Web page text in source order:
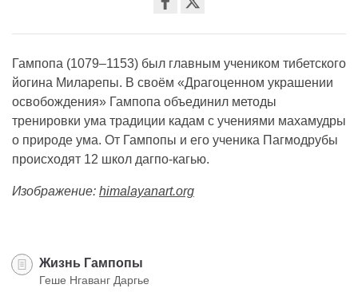
facebook
Гампопа (1079–1153) был главным учеником тибетского
йогина Миларепы. В своём «Драгоценном украшении
освобождения» Гампопа объединил методы
тренировки ума традиции кадам с учениями махамудры
о природе ума. От Гампопы и его ученика Пагмодрубы
происходят 12 школ дагпо-кагью.
Изображение: himalayanart.org
Жизнь Гампопы
Геше Нгаванг Даргье